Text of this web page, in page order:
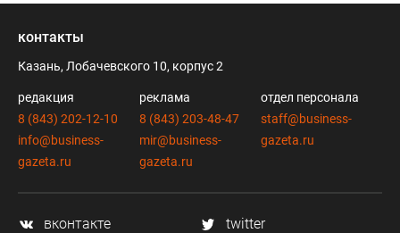
контакты
Казань, Лобачевского 10, корпус 2
редакция
8 (843) 202-12-10
info@business-
gazeta.ru
реклама
8 (843) 203-48-47
mir@business-
gazeta.ru
отдел персонала
staff@business-
gazeta.ru
вконтакте
twitter